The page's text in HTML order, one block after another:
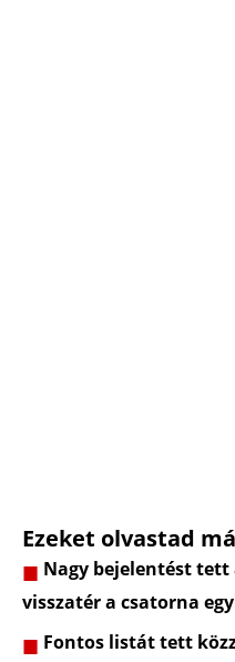
Ezeket olvastad
Nagy bejelentést tett
visszatér a csatorna
Fontos listát tett